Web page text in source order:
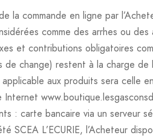
la commande en ligne par
comme des arrhes ou des
et contributions obligatoires
de change) restent à la charge de
aux produits sera celle
: carte bancaire via un serveur
SCEA L’ECURIE, l’Acheteur